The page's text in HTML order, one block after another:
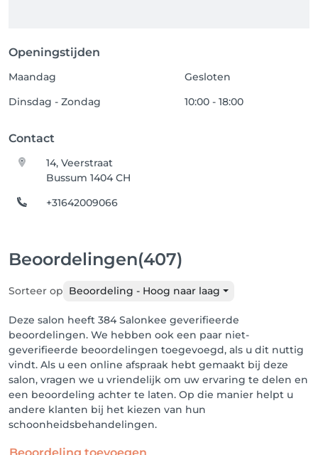
Openingstijden
Maandag
Gesloten
Dinsdag - Zondag
10:00 - 18:00
Contact
14, Veerstraat
Bussum 1404 CH
+31642009066
Beoordelingen(407)
Sorteer op Beoordeling - Hoog naar laag
Deze salon heeft 384 Salonkee geverifieerde
beoordelingen. We hebben ook een paar niet-
geverifieerde beoordelingen toegevoegd, als u dit nuttig
vindt. Als u een online afspraak hebt gemaakt bij deze
salon, vragen we u vriendelijk om uw ervaring te delen en
een beoordeling achter te laten. Op die manier helpt u
andere klanten bij het kiezen van hun
schoonheidsbehandelingen.